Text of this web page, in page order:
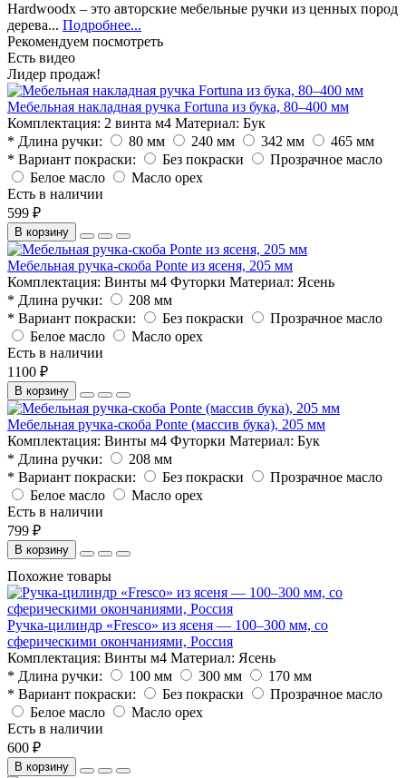
Hardwoodx – это авторские мебельные ручки из ценных пород
дерева... Подробнее...
Рекомендуем посмотреть
Есть видео
Лидер продаж!
Мебельная накладная ручка Fortuna из бука, 80–400 мм
Комплектация: 2 винта м4 Материал: Бук
* Длина ручки:
80 мм 240 мм 342 мм
465 мм
* Вариант покраски:
Без покраски
Прозрачное масло
Белое масло
Масло орех
Есть в наличии
599 ₽
В корзину
Мебельная ручка-скоба Ponte из ясеня, 205 мм
Комплектация: Винты м4 Футорки Материал: Ясень
* Длина ручки:
208 мм
* Вариант покраски:
Без покраски
Прозрачное масло
Белое масло
Масло орех
Есть в наличии
1100 ₽
В корзину
Мебельная ручка-скоба Ponte (массив бука), 205 мм
Комплектация: Винты м4 Футорки Материал: Бук
* Длина ручки:
208 мм
* Вариант покраски:
Без покраски
Прозрачное масло
Белое масло
Масло орех
Есть в наличии
799 ₽
В корзину
Похожие товары
Ручка-цилиндр «Fresco» из ясеня — 100–300 мм, со
сферическими окончаниями, Россия
Комплектация: Винты м4 Материал: Ясень
* Длина ручки:
100 мм 300 мм
170 мм
* Вариант покраски:
Без покраски
Прозрачное масло
Белое масло
Масло орех
Есть в наличии
600 ₽
В корзину